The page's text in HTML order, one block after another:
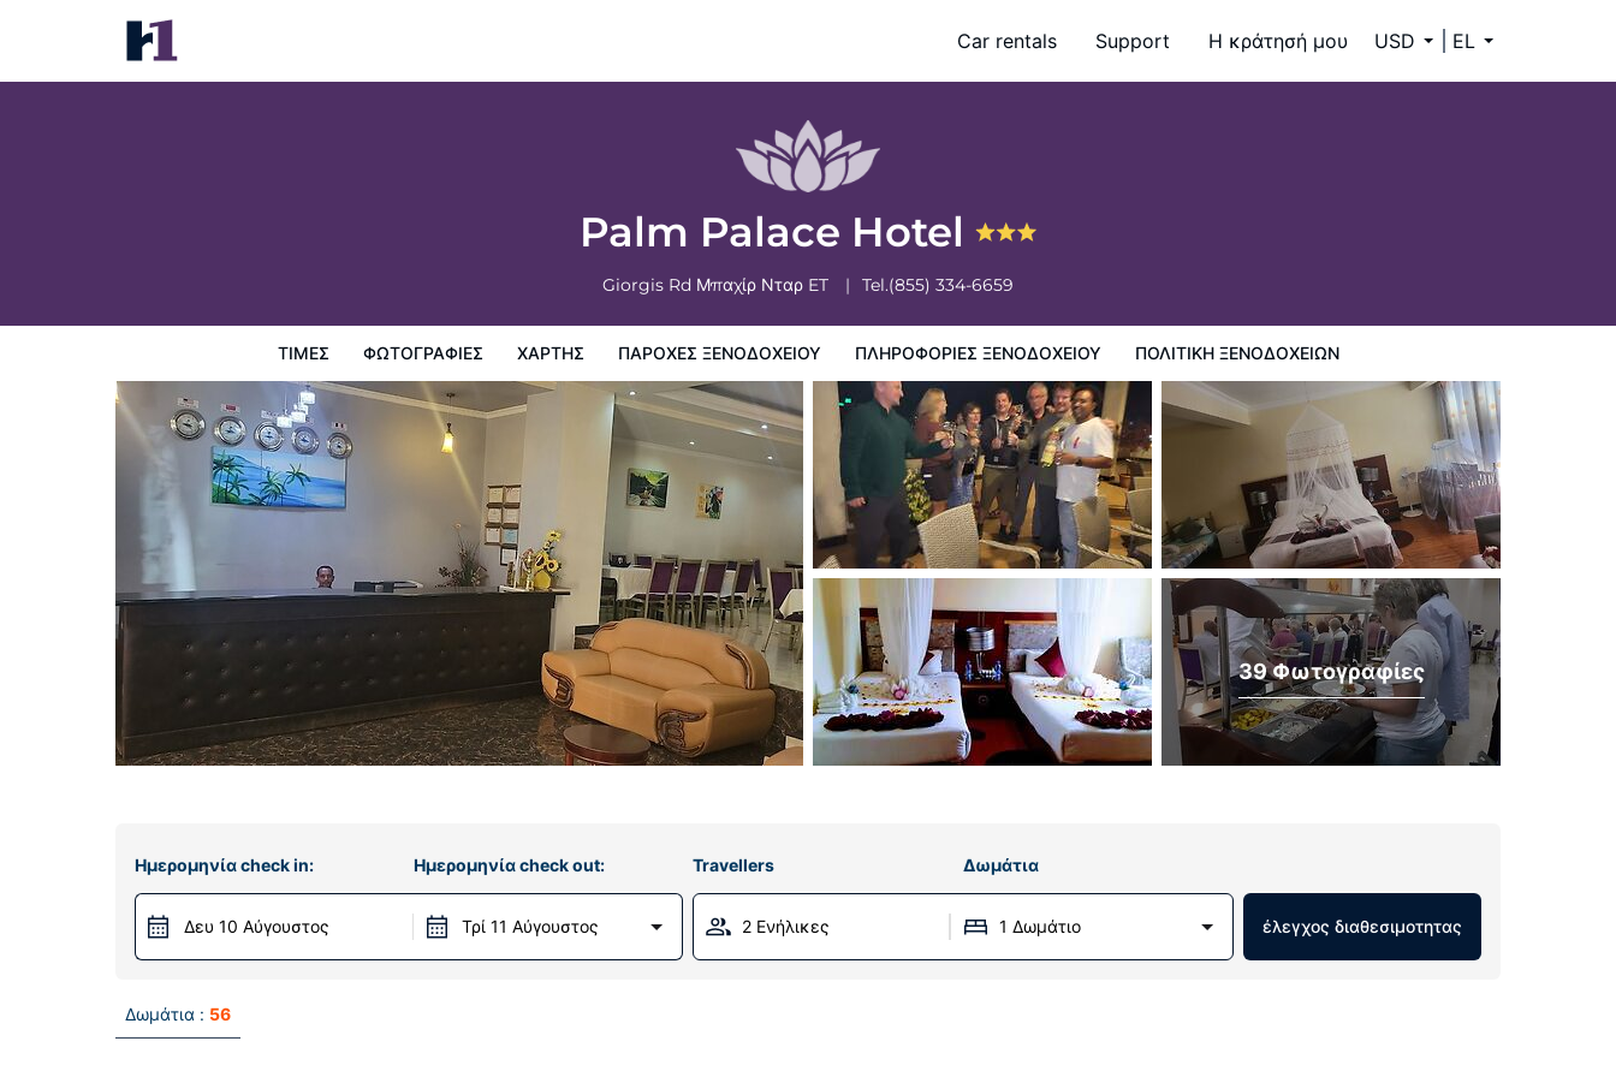
Car rentals Support Η κράτησή μου USD EL
Palm Palace Hotel
Giorgis Rd Μπαχίρ Νταρ ET Tel.(855) 334-6659
ΤΙΜΈΣ ΦΩΤΟΓΡΑΦΊΕΣ ΧΆΡΤΗΣ ΠΑΡΟΧΕΣ ΞΕΝΟΔΟΧΕΙΟΥ ΠΛΗΡΟΦΟΡΊΕΣ ΞΕΝΟΔΟΧΕΊΟΥ ΠΟΛΙΤΙΚΗ ΞΕΝΟΔΟΧΕΊΩΝ
Palm Palace Hotel
Τιμές Πολιτικη ξενοδοχείων
39 Φωτογραφίες
Ημερομηνία check in:
Δευ 10 Αύγουστος
Ημερομηνία check out:
Τρί 11 Αύγουστος
Travellers Δωμάτια
2 Ενήλικες 1 Δωμάτιο έλεγχος διαθεσιμοτητας
Δωμάτια : 56